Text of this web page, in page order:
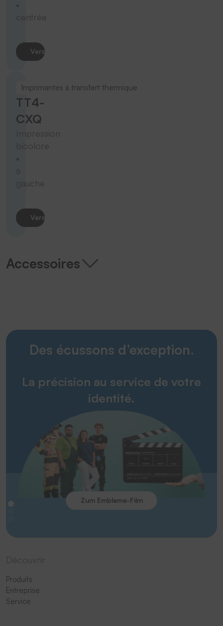
centrée
Vers le produit
Imprimantes à transfert thermique
TT4-
CXQ
Impression
bicolore
gauche
Vers le produit
Accessoires
Des écussons d’exception.
La précision au service de votre
identité.
Zum Embleme-Film
Produits
Entreprise
Service